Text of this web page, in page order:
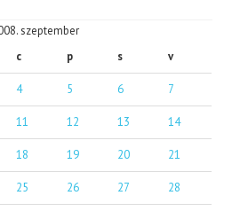
szeptember
c p s v
4 5 6 7
11 12 13 14
18 19 20 21
25 26 27 28